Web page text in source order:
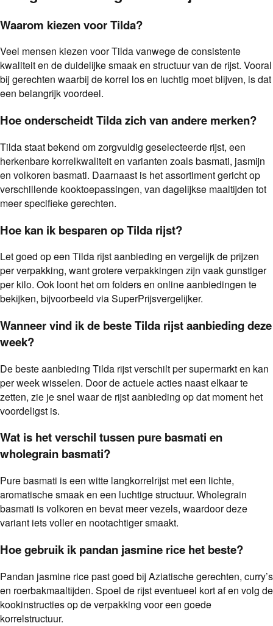
Waarom kiezen voor Tilda?
Veel mensen kiezen voor Tilda vanwege de consistente
kwaliteit en de duidelijke smaak en structuur van de rijst. Vooral
bij gerechten waarbij de korrel los en luchtig moet blijven, is dat
een belangrijk voordeel.
Hoe onderscheidt Tilda zich van andere merken?
Tilda staat bekend om zorgvuldig geselecteerde rijst, een
herkenbare korrelkwaliteit en varianten zoals basmati, jasmijn
en volkoren basmati. Daarnaast is het assortiment gericht op
verschillende kooktoepassingen, van dagelijkse maaltijden tot
meer specifieke gerechten.
Hoe kan ik besparen op Tilda rijst?
Let goed op een Tilda rijst aanbieding en vergelijk de prijzen
per verpakking, want grotere verpakkingen zijn vaak gunstiger
per kilo. Ook loont het om folders en online aanbiedingen te
bekijken, bijvoorbeeld via SuperPrijsvergelijker.
Wanneer vind ik de beste Tilda rijst aanbieding deze
week?
De beste aanbieding Tilda rijst verschilt per supermarkt en kan
per week wisselen. Door de actuele acties naast elkaar te
zetten, zie je snel waar de rijst aanbieding op dat moment het
voordeligst is.
Wat is het verschil tussen pure basmati en
wholegrain basmati?
Pure basmati is een witte langkorrelrijst met een lichte,
aromatische smaak en een luchtige structuur. Wholegrain
basmati is volkoren en bevat meer vezels, waardoor deze
variant iets voller en nootachtiger smaakt.
Hoe gebruik ik pandan jasmine rice het beste?
Pandan jasmine rice past goed bij Aziatische gerechten, curry’s
en roerbakmaaltijden. Spoel de rijst eventueel kort af en volg de
kookinstructies op de verpakking voor een goede
korrelstructuur.